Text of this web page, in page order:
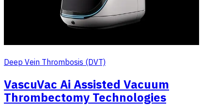
Deep Vein Thrombosis (DVT)
VascuVac Ai Assisted Vacuum
Thrombectomy Technologies